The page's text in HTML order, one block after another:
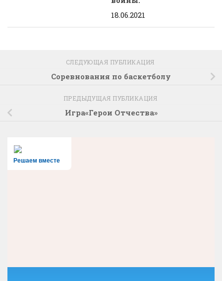
18.06.2021
СЛЕДУЮЩАЯ ПУБЛИКАЦИЯ
Соревнования по баскетболу
ПРЕДЫДУЩАЯ ПУБЛИКАЦИЯ
Игра«Герои Отчества»
Решаем вместе